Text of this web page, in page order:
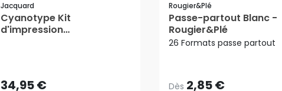
Jacquard
Cyanotype Kit
d'impression
34,95 €AJOUTER AU PANIER
Rougier&plé
Passe-partout Blanc -
Rougier&Plé
26 Formats passe partout
Dès 2,85 €
Dès2,85 €